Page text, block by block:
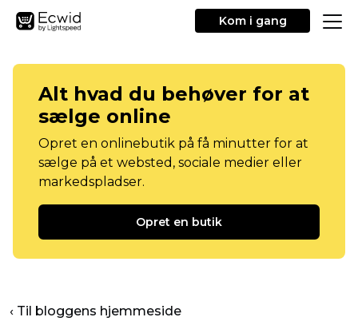
Kom i gang
Alt hvad du behøver for at
sælge online
Opret en onlinebutik på få minutter for at
sælge på et websted, sociale medier eller
markedspladser.
Opret en butik
‹ Til bloggens hjemmeside